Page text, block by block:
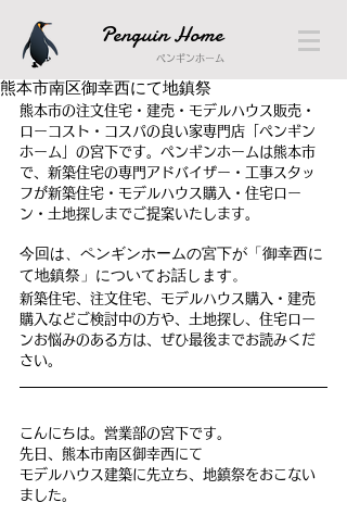
Penguin Home
ペンギンホーム
熊本市南区御幸西にて地鎮祭
熊本市の注文住宅・建売・モデルハウス販売・
ローコスト・コスパの良い家専門店「ペンギン
ホーム」の宮下です。ペンギンホームは熊本市
で、新築住宅の専門アドバイザー・工事スタッ
フが新築住宅・モデルハウス購入・住宅ロー
ン・土地探しまでご提案いたします。
今回は、ペンギンホームの宮下が「 御幸西に
て地鎮祭」についてお話します。
新築住宅、注文住宅、モデルハウス購入・建売
購入などご検討中の方や、土地探し、住宅ロー
ンお悩みのある方は、ぜひ最後までお読みくだ
さい。
こんにちは。営業部の宮下です。
先日、熊本市南区御幸西にて
モデルハウス建築に先立ち、地鎮祭をおこない
ました。